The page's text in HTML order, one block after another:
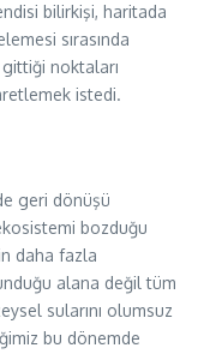
bilirkişi, haritada
sırasında
noktaları
istedi.
geri dönüşü
bozduğu
daha fazla
alana değil tüm
sularını olumsuz
bu dönemde